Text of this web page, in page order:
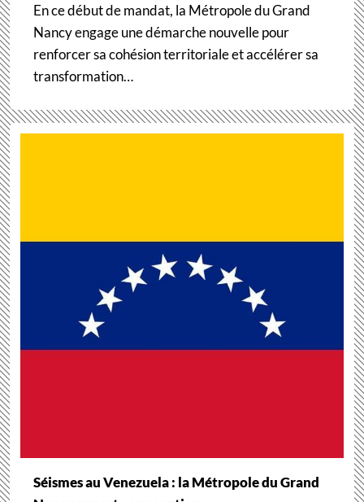
En ce début de mandat, la Métropole du Grand
Nancy engage une démarche nouvelle pour
renforcer sa cohésion territoriale et accélérer sa
transformation…
Séismes au Venezuela : la Métropole du Grand